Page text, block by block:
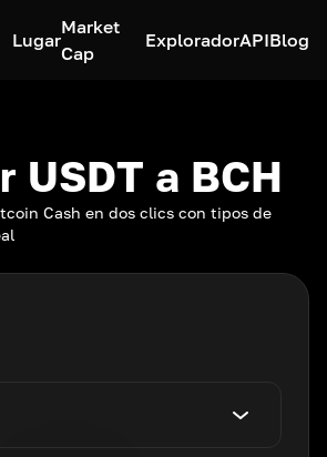
Lugar
Market
Cap
ExploradorAPIBlog
USDT a BCH
Cash en dos clics con tipos de